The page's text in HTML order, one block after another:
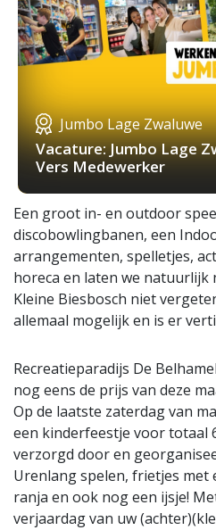
Jumbo Lage Zwaluwe
Vacature: Jumbo Lage
Vers Medewerker
Een groot in- en outdoor
discobowlingbanen, een
arrangementen, spelletjes,
horeca en laten we
Kleine Biesbosch niet
allemaal mogelijk en is er
Recreatieparadijs De
nog eens de prijs van deze
Op de laatste zaterdag van
een kinderfeestje voor totaal
verzorgd door en
Urenlang spelen, frietjes met
ranja en ook nog een ijsje!
verjaardag van uw